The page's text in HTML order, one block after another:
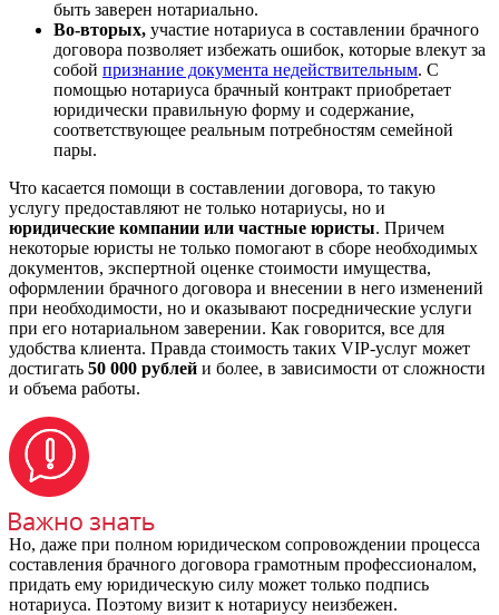
быть заверен нотариально.
Во-вторых, участие нотариуса в составлении брачного
договора позволяет избежать ошибок, которые влекут за
собой признание документа недействительным. С
помощью нотариуса брачный контракт приобретает
юридически правильную форму и содержание,
соответствующее реальным потребностям семейной
пары.
Что касается помощи в составлении договора, то такую
услугу предоставляют не только нотариусы, но и
юридические компании или частные юристы. Причем
некоторые юристы не только помогают в сборе необходимых
документов, экспертной оценке стоимости имущества,
оформлении брачного договора и внесении в него изменений
при необходимости, но и оказывают посреднические услуги
при его нотариальном заверении. Как говорится, все для
удобства клиента. Правда стоимость таких VIP-услуг может
достигать 50 000 рублей и более, в зависимости от сложности
и объема работы.
Но, даже при полном юридическом сопровождении процесса
составления брачного договора грамотным профессионалом,
придать ему юридическую силу может только подпись
нотариуса. Поэтому визит к нотариусу неизбежен.